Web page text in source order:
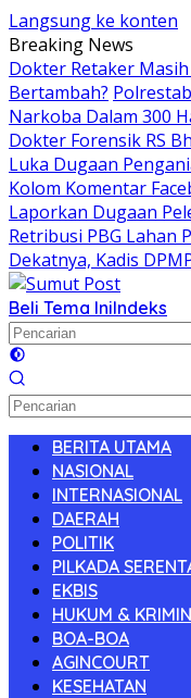
Langsung ke konten
Breaking News
Dokter Retaker
Bertambah?
Narkoba Dalam 300
Dokter Forensik RS
Luka Dugaan
Kolom Komentar
Laporkan Dugaan
Retribusi PBG Lahan
Dekatnya, Kadis
Beli Tema IniIndeks
BERITA UTAMA
NASIONAL
INTERNASIONAL
DAERAH
POLITIK
PILKADA
EKBIS
HUKUM &
BOA-BOA
AGINCOURT
KESEHATAN